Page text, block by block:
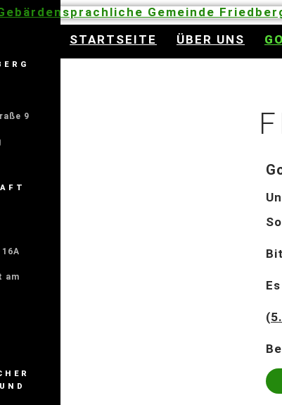
Gebärdensprachliche Gemeinde
STARTSEITE ÜBER UNS
(
9
am